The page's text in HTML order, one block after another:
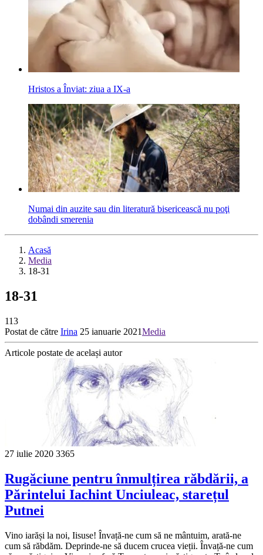
Hristos a Înviat: ziua a IX-a
Numai din auzite sau din literatură bisericească nu poţi
dobândi smerenia
Acasă
Media
18-31
18-31
113
Postat de către Irina 25 ianuarie 2021Media
Articole postate de același autor
27 iulie 2020 3365
Rugăciune pentru înmulțirea răbdării, a
Părintelui Iachint Unciuleac, starețul
Putnei
Vino iarăși la noi, Iisuse! Învață-ne cum să ne mântuim, arată-ne
cum să răbdăm. Deprinde-ne să ducem crucea vieții. Învață-ne cum